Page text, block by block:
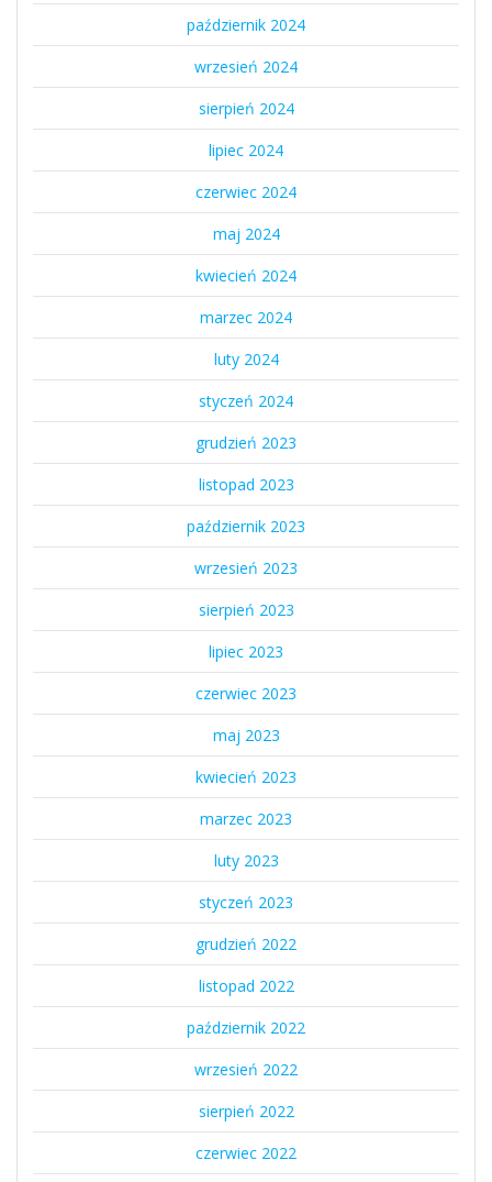
październik 2024
wrzesień 2024
sierpień 2024
lipiec 2024
czerwiec 2024
maj 2024
kwiecień 2024
marzec 2024
luty 2024
styczeń 2024
grudzień 2023
listopad 2023
październik 2023
wrzesień 2023
sierpień 2023
lipiec 2023
czerwiec 2023
maj 2023
kwiecień 2023
marzec 2023
luty 2023
styczeń 2023
grudzień 2022
listopad 2022
październik 2022
wrzesień 2022
sierpień 2022
czerwiec 2022